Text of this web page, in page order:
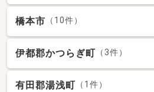
橋本市 （10件）
伊都郡かつらぎ町 （3件）
有田郡湯浅町 （1件）